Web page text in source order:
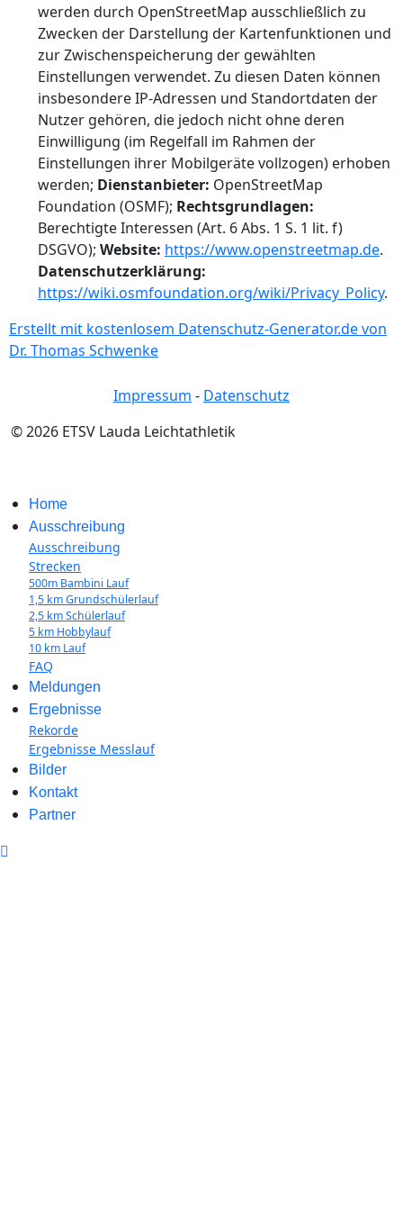
werden durch OpenStreetMap ausschließlich zu
Zwecken der Darstellung der Kartenfunktionen und
zur Zwischenspeicherung der gewählten
Einstellungen verwendet. Zu diesen Daten können
insbesondere IP-Adressen und Standortdaten der
Nutzer gehören, die jedoch nicht ohne deren
Einwilligung (im Regelfall im Rahmen der
Einstellungen ihrer Mobilgeräte vollzogen) erhoben
werden; Dienstanbieter: OpenStreetMap
Foundation (OSMF); Rechtsgrundlagen:
Berechtigte Interessen (Art. 6 Abs. 1 S. 1 lit. f)
DSGVO); Website: https://www.openstreetmap.de.
Datenschutzerklärung:
https://wiki.osmfoundation.org/wiki/Privacy_Policy.
Erstellt mit kostenlosem Datenschutz-Generator.de von
Dr. Thomas Schwenke
Impressum - Datenschutz
© 2026 ETSV Lauda Leichtathletik
Home
Ausschreibung
Ausschreibung
Strecken
500m Bambini Lauf
1,5 km Grundschülerlauf
2,5 km Schülerlauf
5 km Hobbylauf
10 km Lauf
FAQ
Meldungen
Ergebnisse
Rekorde
Ergebnisse Messlauf
Bilder
Kontakt
Partner